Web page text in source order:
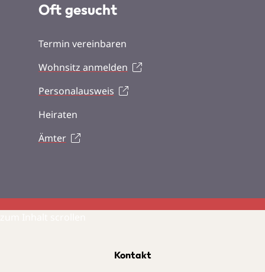
Oft gesucht
Termin vereinbaren
Wohnsitz anmelden
Personalausweis
Heiraten
Ämter
Kontakt